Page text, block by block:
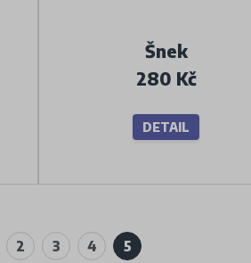
Šnek
280 Kč
DETAIL
2 3 4 5